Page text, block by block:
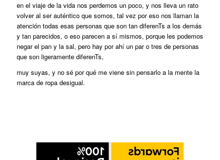
en el viaje de la vida nos perdemos un poco, y nos lleva un rato
volver al ser auténtico que somos, tal vez por eso nos llaman la
atención todas esas personas que son tan diferenTs a los demás
y tan parecidos, o eso parecen a sí mismos, porque les podemos
negar el pan y la sal, pero hay por ahí un par o tres de personas
que son ligeramente diferenTs,
muy suyas, y no sé por qué me viene sin pensarlo a la mente la
marca de ropa desigual.